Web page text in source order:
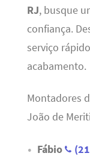
RJ, busque
confiança.
serviço
acabamento.
Montadores
João de
Fábio